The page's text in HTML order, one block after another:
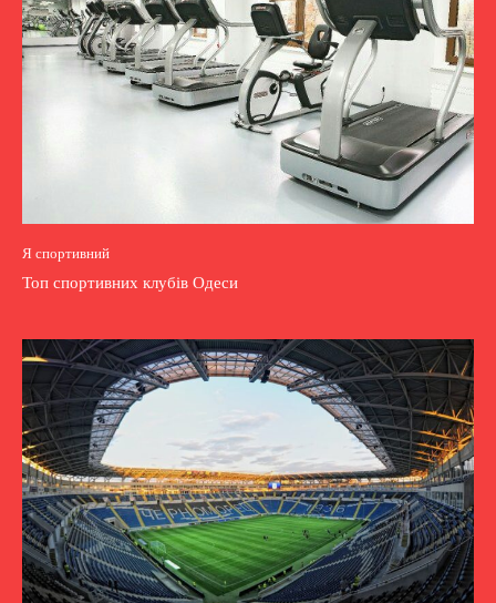
Я спортивний
Топ спортивних клубів Одеси